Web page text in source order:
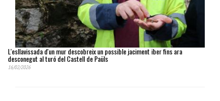
L'esllavissada d'un mur descobreix un possible jaciment iber fins ara
desconegut al turó del Castell de Paüls
16/02/2026